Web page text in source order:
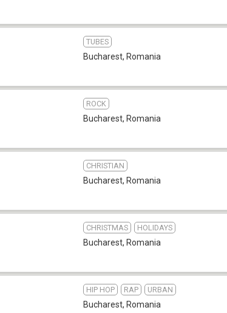
TUBES
Bucharest, Romania
ROCK
Bucharest, Romania
CHRISTIAN
Bucharest, Romania
CHRISTMAS HOLIDAYS
Bucharest, Romania
HIP HOP RAP URBAN
Bucharest, Romania